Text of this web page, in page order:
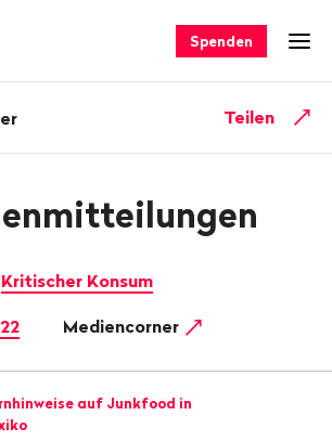
Spenden
Teilen
Kritischer Konsum
Mediencorner
auf Junkfood in